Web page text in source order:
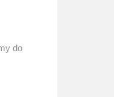
do